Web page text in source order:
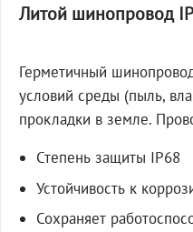
Литой шинопровод
Герметичный
условий среды (пыль,
прокладки в земле.
Степень защиты IP68
Устойчивость к
Сохраняет